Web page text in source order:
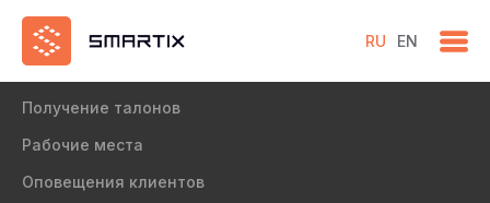
RU EN
Продукт
Получение талонов
Рабочие места
Оповещения клиентов